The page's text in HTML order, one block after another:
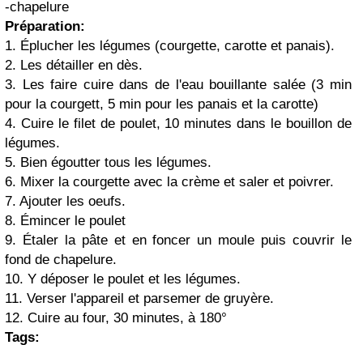
-chapelure
Préparation:
1. Éplucher les légumes (courgette, carotte et panais).
2. Les détailler en dès.
3. Les faire cuire dans de l'eau bouillante salée (3 min
pour la courgett, 5 min pour les panais et la carotte)
4. Cuire le filet de poulet, 10 minutes dans le bouillon de
légumes.
5. Bien égoutter tous les légumes.
6. Mixer la courgette avec la crème et saler et poivrer.
7. Ajouter les oeufs.
8. Émincer le poulet
9. Étaler la pâte et en foncer un moule puis couvrir le
fond de chapelure.
10. Y déposer le poulet et les légumes.
11. Verser l'appareil et parsemer de gruyère.
12. Cuire au four, 30 minutes, à 180°
Tags: